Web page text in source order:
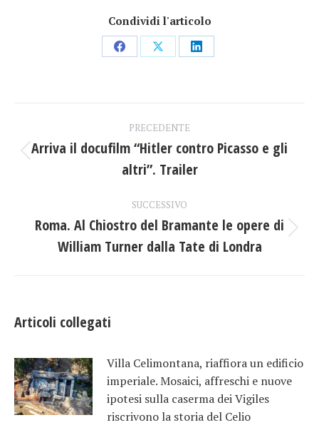
Condividi l'articolo
CondividiCondividiCondividi
tra
post
PRECEDENTE
Post
precedente:
Arriva il docufilm “Hitler contro Picasso e gli
altri”. Trailer
SUCCESSIVO
Prossimo
post:
Roma. Al Chiostro del Bramante le opere di
William Turner dalla Tate di Londra
Articoli collegati
Villa Celimontana, riaffiora un edificio
imperiale. Mosaici, affreschi e nuove
ipotesi sulla caserma dei Vigiles
riscrivono la storia del Celio